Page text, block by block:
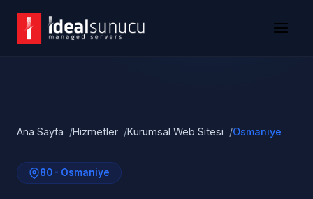
Ana Sayfa Hizmetler Kurumsal Web Sitesi Osmaniye
80 - Osmaniye